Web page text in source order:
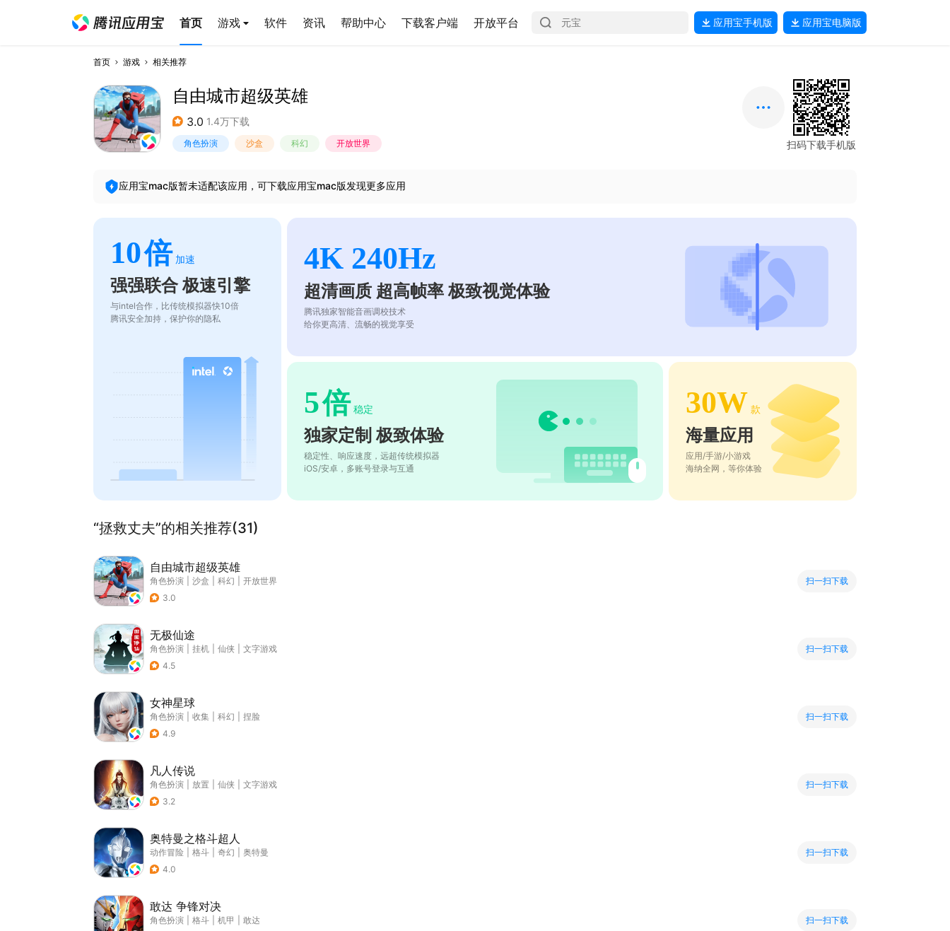
首页 游戏 软件 资讯 帮助中心 下载客户端 开放平台 应用宝手机版 应用宝电脑版
首页 游戏 相关推荐
自由城市超级英雄
3.0 1.4万下载
角色扮演 沙盒 科幻 开放世界 扫码下载手机版
应用宝mac版暂未适配该应用，可下载应用宝mac版发现更多应用
10倍 加速
强强联合 极速引擎
与intel合作，比传统模拟器快10倍
腾讯安全加持，保护你的隐私
4K 240Hz
超清画质 超高帧率 极致视觉体验
腾讯独家智能音画调校技术
给你更高清、流畅的视觉享受
5倍 稳定
独家定制 极致体验
稳定性、响应速度，远超传统模拟器
iOS/安卓，多账号登录与互通
30W 款
海量应用
应用/手游/小游戏
海纳全网，等你体验
“拯救丈夫”的相关推荐(31)
自由城市超级英雄
角色扮演 沙盒 科幻
开放世界
3.0
扫一扫下载
无极仙途
角色扮演 挂机 仙侠
文字游戏
4.5
扫一扫下载
女神星球
角色扮演 收集 科幻
捏脸
4.9
扫一扫下载
凡人传说
角色扮演 放置 仙侠
文字游戏
3.2
扫一扫下载
奥特曼之格斗超人
动作冒险 格斗 奇幻
奥特曼
4.0
扫一扫下载
敢达 争锋对决
角色扮演 格斗 机甲
敢达
扫一扫下载